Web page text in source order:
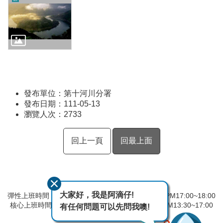
發布單位：第十河川分署
發布日期：111-05-13
瀏覽人次： 2733
回上一頁 回最上面
彈性上班時間：AM8:00~09:00 彈性下班時間：PM17:00~18:00
核心上班時間：星期一 ~ 星期五 AM08:30~12:30 PM13:30~17:00
大家好，我是阿滴仔!
有任何問題可以先問我噢!